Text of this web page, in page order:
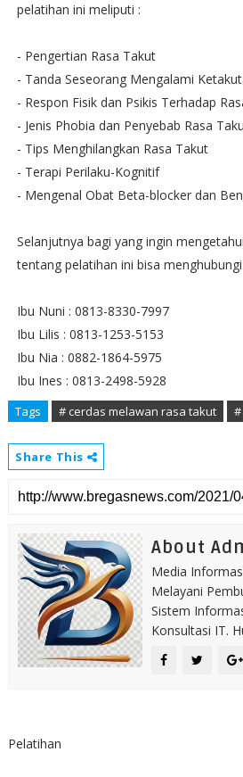
pelatihan ini meliputi :
- Pengertian Rasa Takut
- Tanda Seseorang Mengalami
- Respon Fisik dan Psikis Terhadap
- Jenis Phobia dan Penyebab Rasa
- Tips Menghilangkan Rasa Takut
- Terapi Perilaku-Kognitif
- Mengenal Obat Beta-blocker dan
Selanjutnya bagi yang ingin
tentang pelatihan ini bisa menghubungi
Ibu Nuni : 0813-8330-7997
Ibu Lilis : 0813-1253-5153
Ibu Nia : 0882-1864-5975
Ibu Ines : 0813-2498-5928
Tags # cerdas melawan rasa takut
Share This
About
Media
Melayani
Sistem
Konsultasi IT.
Pelatihan